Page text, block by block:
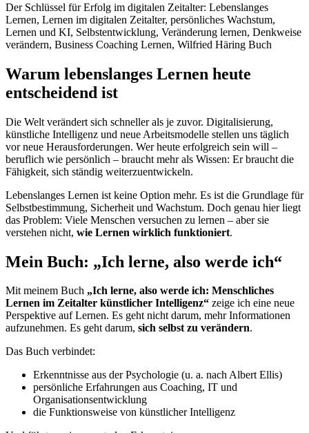
Der Schlüssel für Erfolg im digitalen Zeitalter: Lebenslanges
Lernen, Lernen im digitalen Zeitalter, persönliches Wachstum,
Lernen und KI, Selbstentwicklung, Veränderung lernen, Denkweise
verändern, Business Coaching Lernen, Wilfried Häring Buch
Warum lebenslanges Lernen heute
entscheidend ist
Die Welt verändert sich schneller als je zuvor. Digitalisierung,
künstliche Intelligenz und neue Arbeitsmodelle stellen uns täglich
vor neue Herausforderungen. Wer heute erfolgreich sein will –
beruflich wie persönlich – braucht mehr als Wissen: Er braucht die
Fähigkeit, sich ständig weiterzuentwickeln.
Lebenslanges Lernen ist keine Option mehr. Es ist die Grundlage für
Selbstbestimmung, Sicherheit und Wachstum. Doch genau hier liegt
das Problem: Viele Menschen versuchen zu lernen – aber sie
verstehen nicht, wie Lernen wirklich funktioniert.
Mein Buch: „Ich lerne, also werde ich“
Mit meinem Buch „Ich lerne, also werde ich: Menschliches
Lernen im Zeitalter künstlicher Intelligenz“ zeige ich eine neue
Perspektive auf Lernen. Es geht nicht darum, mehr Informationen
aufzunehmen. Es geht darum, sich selbst zu verändern.
Das Buch verbindet:
Erkenntnisse aus der Psychologie (u. a. nach Albert Ellis)
persönliche Erfahrungen aus Coaching, IT und
Organisationsentwicklung
die Funktionsweise von künstlicher Intelligenz